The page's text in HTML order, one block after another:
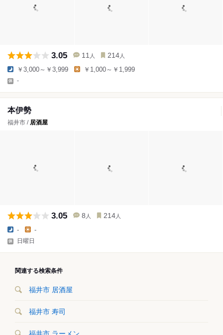
3.05 11 人 214 人
￥3,000～￥3,999 ￥1,000～￥1,999
-
本伊勢
福井市 / 居酒屋
3.05 8 人 214 人
- -
日曜日
関連する検索条件
福井市 居酒屋
福井市 寿司